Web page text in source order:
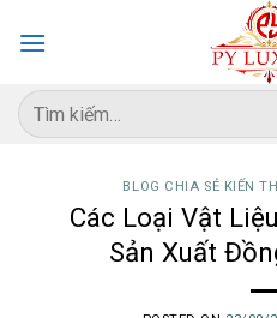
Tìm
kiếm:
BLOG CHIA SẺ KIẾN
Các Loại Vật
Sản Xuất